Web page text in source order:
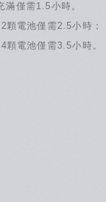
僅需1.5小時。
顆電池僅需2.5小時；
顆電池僅需3.5小時。